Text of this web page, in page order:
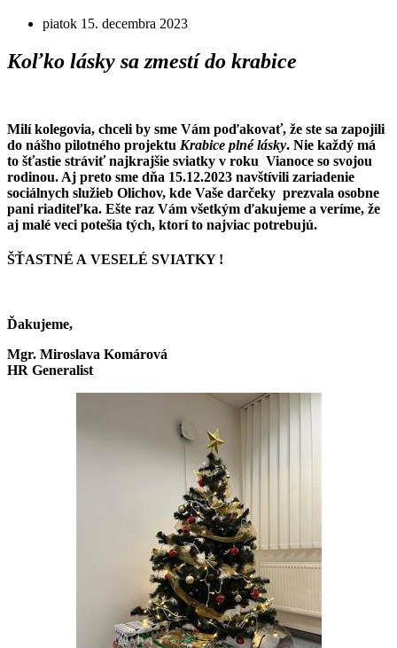
piatok 15. decembra 2023
Koľko lásky sa zmestí do krabice
Milí kolegovia, chceli by sme Vám poďakovať, že ste sa zapojili
do nášho pilotného projektu Krabice plné lásky. Nie každý má
to šťastie stráviť najkrajšie sviatky v roku Vianoce so svojou
rodinou. Aj preto sme dňa 15.12.2023 navštívili zariadenie
sociálnych služieb Olichov, kde Vaše darčeky prezvala osobne
pani riaditeľka. Ešte raz Vám všetkým ďakujeme a veríme, že
aj malé veci potešia tých, ktorí to najviac potrebujú.
ŠŤASTNÉ A VESELÉ SVIATKY !
Ďakujeme,
Mgr. Miroslava Komárová
HR Generalist